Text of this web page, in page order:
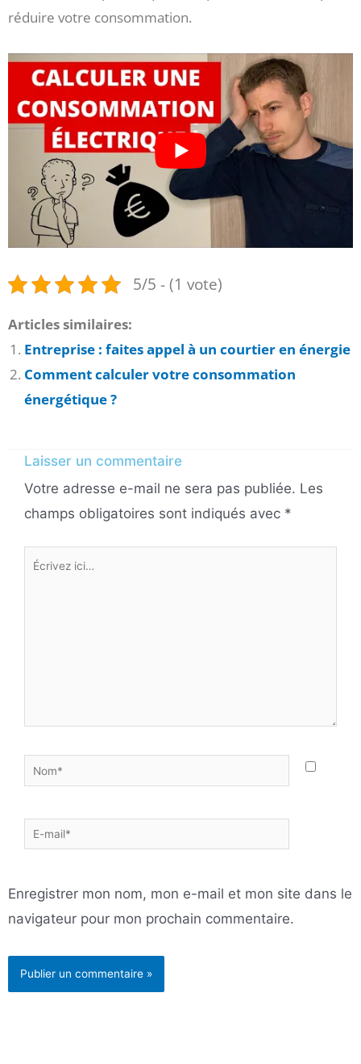
réduire votre consommation.
5/5 - (1 vote)
Articles similaires:
Entreprise : faites appel à un courtier en énergie
Comment calculer votre consommation
énergétique ?
Laisser un commentaire
Votre adresse e-mail ne sera pas publiée. Les
champs obligatoires sont indiqués avec *
Écrivez
Nom*
E-
mail*
Enregistrer mon nom, mon e-mail et mon site dans le
navigateur pour mon prochain commentaire.